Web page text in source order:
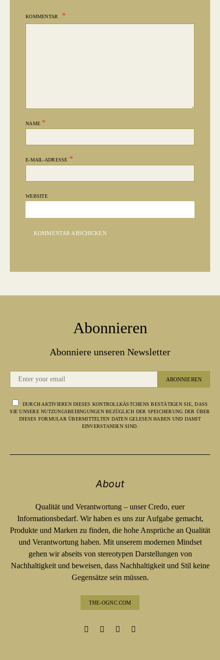
KOMMENTAR
NAME *
E-MAIL-ADRESSE *
WEBSITE
Abonnieren
Abonniere unseren Newsletter
ABONNIEREN
DURCH AKTIVIEREN DIESES KONTROLLKÄSTCHENS BESTÄTIGEN SIE, DASS
SIE UNSERE NUTZUNGSBEDINGUNGEN BEZÜGLICH DER SPEICHERUNG DER ÜBER
DIESES FORMULAR ÜBERMITTELTEN DATEN GELESEN HABEN UND DAMIT
EINVERSTANDEN SIND.
About
Qualität und Verantwortung – unser Credo, euer
Informationsbedarf. Wir haben es uns zur Aufgabe gemacht,
Produkte und Marken zu finden, die hohe Ansprüche an Qualität
und Verantwortung haben. Mit unserem modernen Mindset
gehen wir abseits von stereotypen Darstellungen von
Nachhaltigkeit und beweisen, dass Nachhaltigkeit und Stil keine
Gegensätze sein müssen.
THE-OGNC.COM